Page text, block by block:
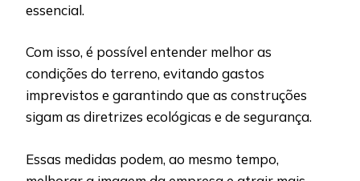
essencial.
Com isso, é possível entender melhor as
condições do terreno, evitando gastos
imprevistos e garantindo que as construções
sigam as diretrizes ecológicas e de segurança.
Essas medidas podem, ao mesmo tempo,